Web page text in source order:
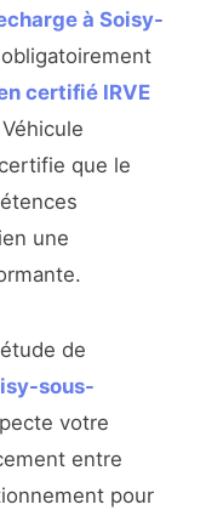
à Soisy-
certifié IRVE
que le
une
de
sous-
votre
entre
pour